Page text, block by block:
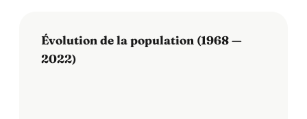
Évolution de la population (1968 —
2022)